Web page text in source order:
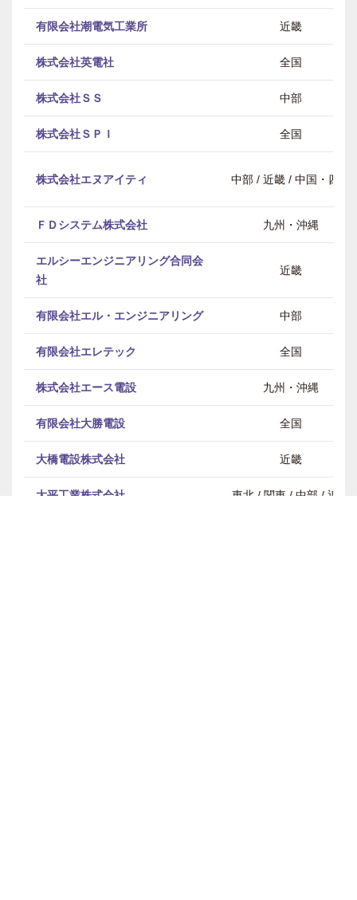
有限会社潮電気工業所 近畿
株式会社英電社 全国
株式会社ＳＳ 中部
株式会社ＳＰＩ 全国
株式会社エヌアイティ 中部 / 近畿 / 中国・四国
ＦＤシステム株式会社 九州・沖縄
エルシーエンジニアリング合同会
社
近畿
有限会社エル・エンジニアリング 中部
有限会社エレテック 全国
株式会社エース電設 九州・沖縄
有限会社大勝電設 全国
大橋電設株式会社 近畿
大平工業株式会社 東北 / 関東 / 中部 / 近畿